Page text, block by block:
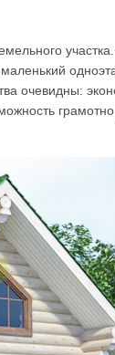
маленький
очевидны: